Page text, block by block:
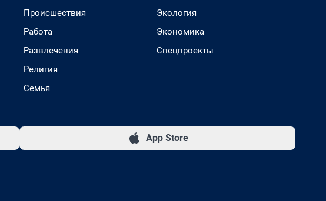
Происшествия
Работа
Развлечения
Религия
Семья
Экология
Экономика
Спецпроекты
App Store